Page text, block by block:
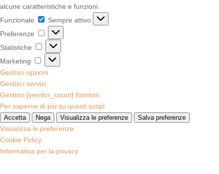
alcune caratteristiche e funzioni.
Funzionale
Funzionale
Sempre attivo
Preferenze
Preferenze
Statistiche Statistiche
Marketing
Marketing
Gestisci opzioni
Gestisci servizi
Gestisci {vendor_count} fornitori
Per saperne di più su questi scopi
Accetta Nega Visualizza le preferenze Salva preferenze
Visualizza le preferenze
Cookie Policy
Informativa per la privacy